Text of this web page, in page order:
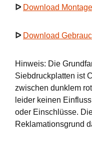
ᐅ Download
ᐅ Download
Hinweis: Die
Siebdruckplatten ist
zwischen dunklem
leider keinen
oder Einschlüsse.
Reklamationsgrund